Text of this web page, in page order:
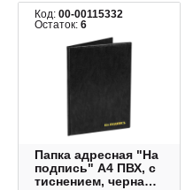
Код: 00-00115332
Остаток: 6
Папка адресная "На
подпись" А4 ПВХ, с
тиснением, черная